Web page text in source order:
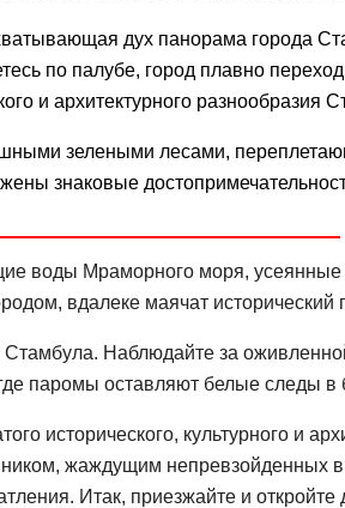
дух панорама города
по палубе, город плавно
и архитектурного разнообразия
зелеными лесами,
знаковые
воды Мраморного моря,
вдалеке маячат
Стамбула. Наблюдайте за
паромы оставляют белые следы в
исторического, культурного и
жаждущим непревзойденных
Итак, приезжайте и